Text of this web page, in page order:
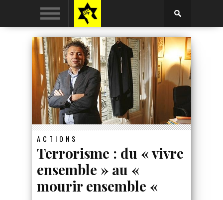
ACTIONS
Terrorisme : du « vivre
ensemble » au «
mourir ensemble «